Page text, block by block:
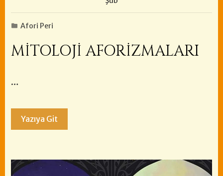
Afori Peri
MİTOLOJİ AFORİZMALARI
…
Yazıya Git